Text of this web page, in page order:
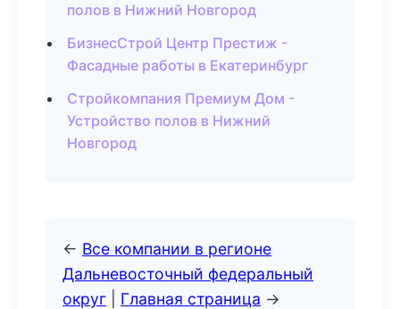
полов в Нижний Новгород
БизнесСтрой Центр Престиж -
Фасадные работы в Екатеринбург
Стройкомпания Премиум Дом -
Устройство полов в Нижний
Новгород
← Все компании в регионе
Дальневосточный федеральный
округ
Главная страница →